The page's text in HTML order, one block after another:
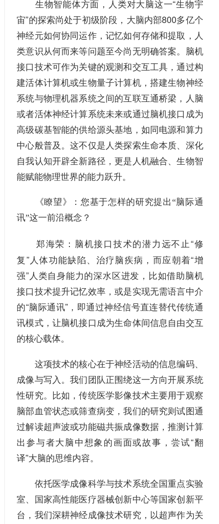
生物智能体方面，人类对大脑这一“生物宇
宙”的探索尚处于初级阶段，大脑内部800多亿个
神经元如何协同运作，记忆如何存储和提取，人
类意识从何而来等问题至今尚无明确答案。脑机
接口技术可作为关键的观测和交互工具，通过构
建活体计算机或生物量子计算机，搭建生物神经
系统与物理机器系统之间的互联互通桥梁，人脑
或者活体神经计算系统未来或通过脑机接口成为
高级碳基智能的供给源头基地，如同电源和算力
中心般普及。这不仅是人类探索生命本质、深化
自我认知开辟全新路径，更是人机融合、生物智
能赋能物理世界的能力跃升。
《瞭望》： 您基于怎样的研究提出“脑际通
讯”这一前沿概念？
郑海荣： 脑机接口技术的潜力远不止“修
复”人体功能缺陷、治疗脑疾病，而应朝着“增
强”人类自身能力的深水区进发，比如借助脑机
接口技术提升记忆效率，或是实现无需语言中介
的“脑际通讯”，即通过神经信号直连替代传统通
讯模式，让脑机接口成为生命体间信息自由交互
的核心载体。
这项技术的核心在于神经活动的信息编码、
成像与写入。我们团队正围绕这一方向开展系统
性研究。比如，传统医学影像技术主要用于观察
脑部血管状态或筛查病变，我们的研究则试图通
过解读超声波或功能磁共振成像数据，推测计算
出参与者大脑中想象的画面或故事，尝试“翻
译”大脑的思维内容。
依托医学成像科学与技术系统全国重点实验
室、国家高性能医疗器械创新中心等国家创新平
台，我们深耕神经成像技术研究，以超声作为关